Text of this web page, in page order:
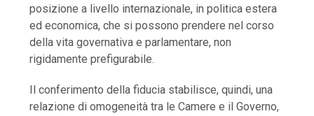
posizione a livello internazionale, in politica estera
ed economica, che si possono prendere nel corso
della vita governativa e parlamentare, non
rigidamente prefigurabile.
Il conferimento della fiducia stabilisce, quindi, una
relazione di omogeneità tra le Camere e il Governo,